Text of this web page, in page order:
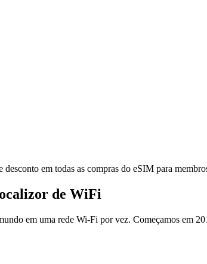
em todas as compras do eSIM para
de WiFi
em uma rede Wi-Fi por vez. Começamos em